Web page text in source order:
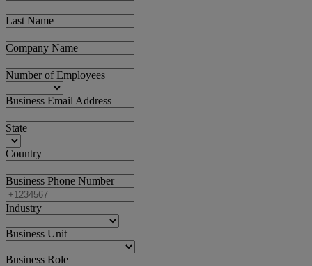
Last Name
Company Name
Number of Employees
Business Email Address
State
Country
Business Phone Number
Industry
Business Unit
Business Role